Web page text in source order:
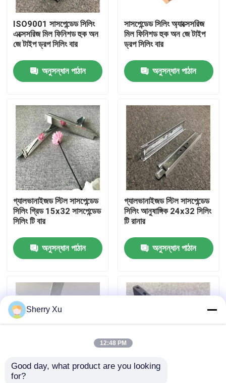
পণ্য
ভিডিও
আমাদের সম্পর্কে
কারখানা ভ্রমণ
মান নিয়ন্ত্রণ
আমাদের সাথে যোগাযোগ করুন
খবর
একটি উদ্ধৃতি অনুরোধ
ISO9001 সাসপেন্ডেড সিলিং
এক্সেসরিজ মিল ফিনিশড হুক অন
জে টাইপ ড্রপ সিলিং বার
অনুসন্ধান পাঠান
সাসপেন্ডেড সিলিং অ্যাক্সেসরিজ
মিল ফিনিশড হুক অন জে টাইপ
ড্রপ সিলিং বার
অনুসন্ধান পাঠান
গ্যালভানাইজড স্টিল সাসপেন্ডেড
সিলিং গ্রিড 15x32 সাসপেন্ডেড
সিলিং টি বার
অনুসন্ধান পাঠান
গ্যালভানাইজড স্টিল সাসপেন্ডেড
সিলিং আনুষাঙ্গিক 24x32 সিলিং
টি রানার
অনুসন্ধান পাঠান
0.2-0.5 মিমি স্প্রিং টি সিলিং
Sherry Xu
12:48 PM
Good day, what product are you looking
for?